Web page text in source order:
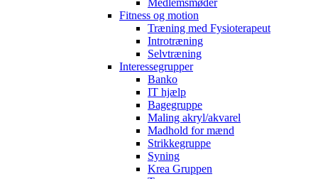
Medlemsmøder
Fitness og motion
Træning med Fysioterapeut
Introtræning
Selvtræning
Interessegrupper
Banko
IT hjælp
Bagegruppe
Maling akryl/akvarel
Madhold for mænd
Strikkegruppe
Syning
Krea Gruppen